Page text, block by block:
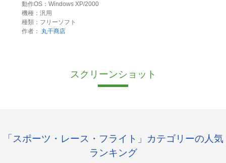
動作OS：Windows XP/2000
機種：汎用
種類：フリーソフト
作者：
丸干商店
スクリーンショット
「スポーツ・レース・フライト」カテゴリーの人気
ランキング